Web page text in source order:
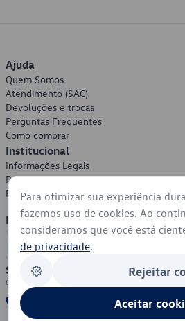
Ajuda
Quem Somos
Atendimento (SAC)
Devoluções e trocas
Perguntas Frequentes
Como comprar
Institucional
Informações Legais
Política de Privacidade
Política de Cookies
Formas de Pagamento
Segurança
Para otimizar sua experiência
fazemos uso de cookies. Ao
consideramos que você está
de privacidade.
Rejeitar
Aceitar